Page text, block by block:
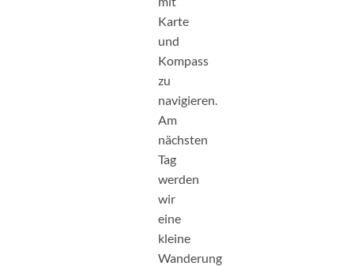
Karte
und
Kompass
zu
navigieren.
Am
nächsten
Tag
werden
wir
eine
kleine
Wanderung